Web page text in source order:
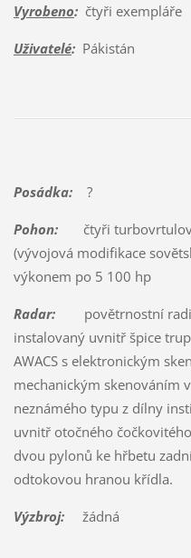
Vyrobeno:čtyři exempláře
Uživatelé:Pákistán
Posádka:?
Pohon:čtyři turbovrtulové
(vývojová modifikace
výkonem po 5 100 hp
Radar:povětrnostní
instalovaný uvnitř špice
AWACS s elektronickým
mechanickým skenováním
neznámého typu z dílny
uvnitř otočného
dvou pylonů ke hřbetu
odtokovou hranou křídla.
Výzbroj:žádná